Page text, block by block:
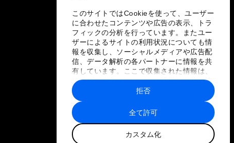
このサイトではCookieを使って、ユーザー
に合わせたコンテンツや広告の表示、トラ
フィックの分析を行っています。またユー
ザーによるサイトの利用状況についても情
報を収集し、ソーシャルメディアや広告配
信、データ解析の各パートナーに情報を共
有しています。ここで収集された情報は、
ユーザーが各パートナーに提供した他の情
報や各パートナーのサービスを使用した際
に収集された情報と組み合わされ、各パー
トナーによって使用されることがありま
す。
全て許可
カスタム化
拒否